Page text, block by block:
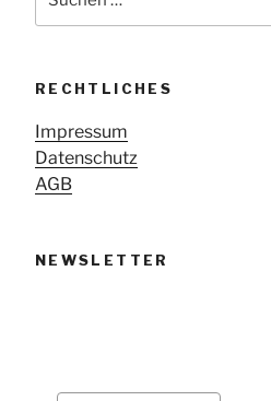
nach:
RECHTLICHES
Impressum
Datenschutz
AGB
NEWSLETTER